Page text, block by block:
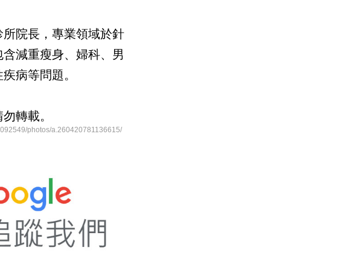
所院長，專業領域於針
減重瘦身、婦科、男
病等問題。
轉載。
photos/a.260420781136615/